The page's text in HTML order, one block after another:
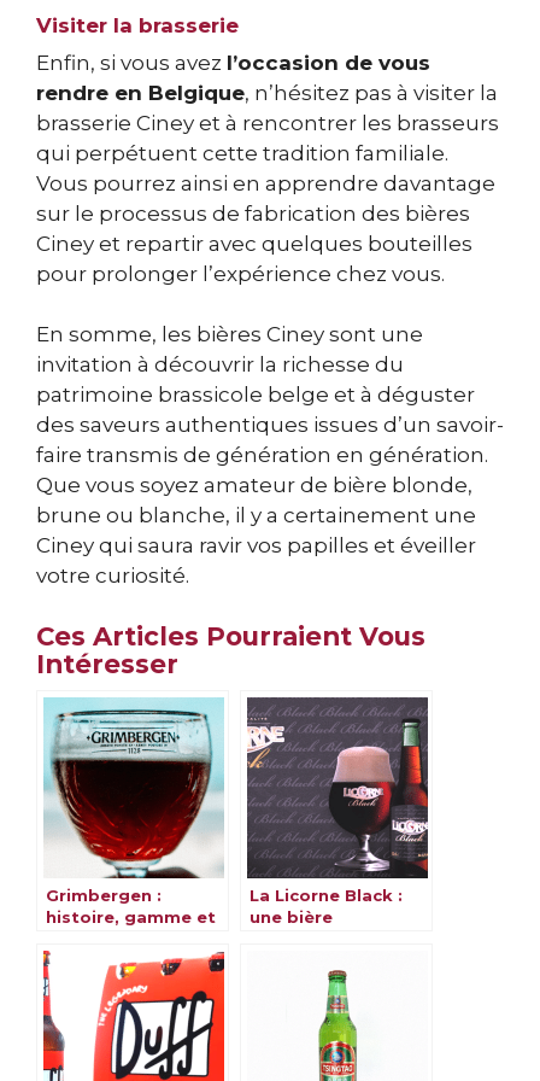
Visiter la brasserie
Enfin, si vous avez l’occasion de vous
rendre en Belgique, n’hésitez pas à visiter la
brasserie Ciney et à rencontrer les brasseurs
qui perpétuent cette tradition familiale.
Vous pourrez ainsi en apprendre davantage
sur le processus de fabrication des bières
Ciney et repartir avec quelques bouteilles
pour prolonger l’expérience chez vous.
En somme, les bières Ciney sont une
invitation à découvrir la richesse du
patrimoine brassicole belge et à déguster
des saveurs authentiques issues d’un savoir-
faire transmis de génération en génération.
Que vous soyez amateur de bière blonde,
brune ou blanche, il y a certainement une
Ciney qui saura ravir vos papilles et éveiller
votre curiosité.
Ces Articles Pourraient Vous
Intéresser
Grimbergen :
histoire, gamme et
La Licorne Black :
une bière